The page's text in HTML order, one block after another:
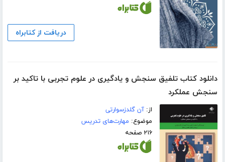
دریافت از کتابراه
دانلود کتاب تلفیق سنجش و یادگیری در علوم تجربی با تاکید بر
سنجش عملکرد
از:آن گلدزسوارتی
موضوع: مهارت‌های تدریس
۲۱۶ صفحه